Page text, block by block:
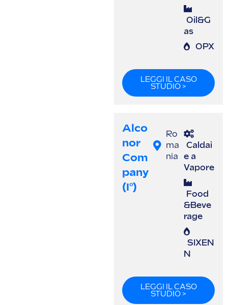
Oil&G
as
OPX
LEGGI IL CASO
STUDIO >
Alco
Nor
Com
Pany
(I°)
Ro
ma
nia
Caldai
e a
Vapore
Food
&Beve
rage
SIXEN
N
LEGGI IL CASO
STUDIO >